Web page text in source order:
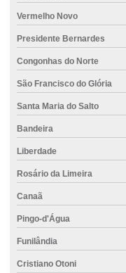
Vermelho Novo
Presidente Bernardes
Congonhas do Norte
São Francisco do Glória
Santa Maria do Salto
Bandeira
Liberdade
Rosário da Limeira
Canaã
Pingo-d'Água
Funilândia
Cristiano Otoni